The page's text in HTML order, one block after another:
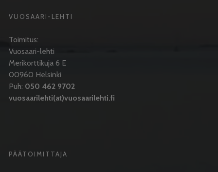
VUOSAARI-LEHTI
Toimitus:
Vuosaari-lehti
Merikorttikuja 6 E
00960 Helsinki
Puh: 050 462 9702
vuosaarilehti(at)vuosaarilehti.fi
PÄÄTOIMITTAJA